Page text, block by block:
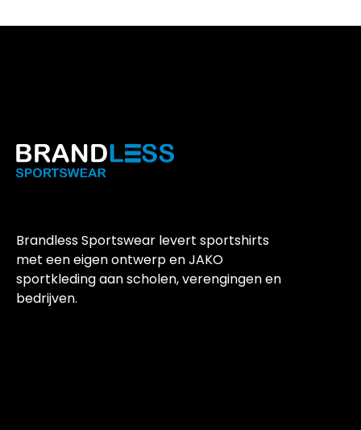
Brandless Sportswear levert sportshirts
met een eigen ontwerp en JAKO
sportkleding aan scholen, verengingen en
bedrijven.